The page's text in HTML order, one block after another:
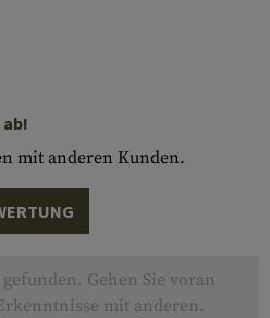
mit anderen Kunden.
Gehen Sie voran
mit anderen.